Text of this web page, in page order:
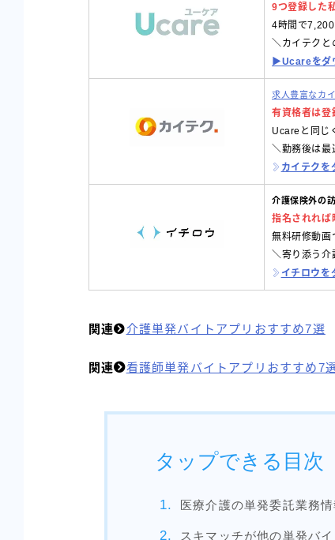
9つ登録した
4時間で7,200
＼カイテクと
▶︎Ucareをダ
求人豊富なカ
有資格者は登
Ucareと同じ
＼勤務後は最
カイテクを
介護保険外の
指名されれ
無料研修動画
＼寄り添う介
イチロウを
関連 介護単発バイトアプリおすすめ7選
関連 看護師単発バイトアプリおすすめ7
タップできる目次
医療介護の単発委託業務
スキマッチが他の単発バ